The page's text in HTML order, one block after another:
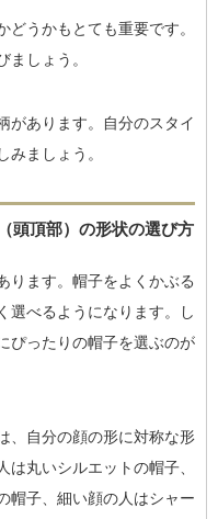
どうかもとても重要です。
しょう。
があります。自分のスタイ
みましょう。
頭頂部）の形状の選び方
ります。帽子をよくかぶる
選べるようになります。し
ぴったりの帽子を選ぶのが
、自分の顔の形に対称な形
丸いシルエットの帽子、
帽子、細い顔の人はシャー